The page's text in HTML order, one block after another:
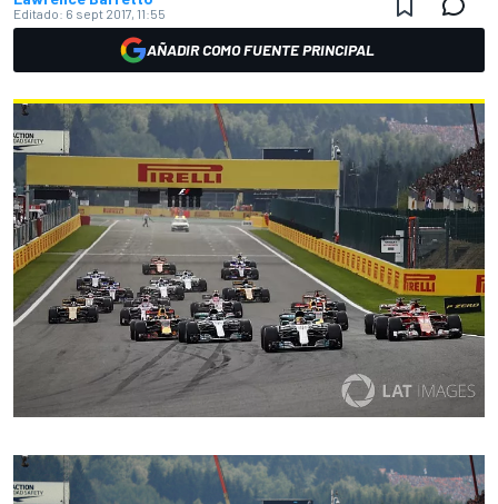
Editado: 6 sept 2017, 11:55
AÑADIR COMO FUENTE PRINCIPAL